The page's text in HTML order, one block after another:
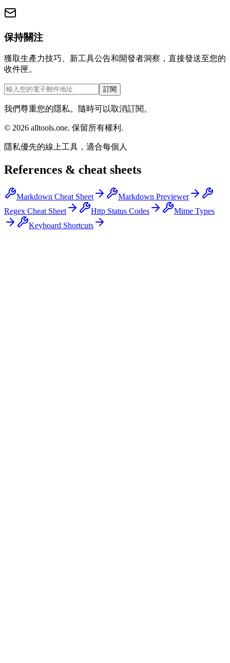
保持關注
獲取生產力技巧、新工具公告和開發者洞察，直接發送至您的
收件匣。
訂閱
我們尊重您的隱私。隨時可以取消訂閱。
© 2026 alltools.one. 保留所有權利 .
隱私優先的線上工具，適合每個人
References & cheat sheets
Markdown Cheat Sheet
Markdown Previewer
Regex Cheat Sheet
Http Status Codes
Mime Types
Keyboard Shortcuts